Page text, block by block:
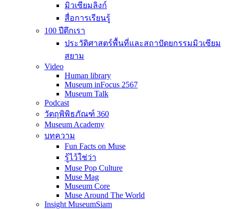
มิวเซียมลิงก์
สื่อการเรียนรู้
100 ปีตึกเรา
ประวัติศาสตร์พื้นที่และสถาปัตยกรรมมิวเซียม
สยาม
Video
Human library
Museum inFocus 2567
Museum Talk
Podcast
วัตถุพิพิธภัณฑ์ 360
Museum Academy
บทความ
Fun Facts on Muse
รู้ไว้ใช่ว่า
Muse Pop Culture
Muse Mag
Museum Core
Muse Around The World
Insight MuseumSiam